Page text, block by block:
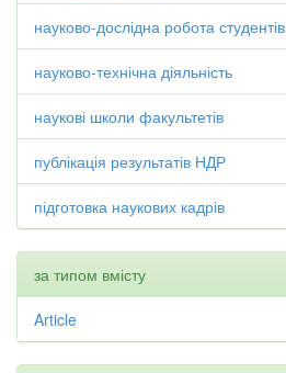
науково-дослідна робота студентів
науково-технічна діяльність
наукові школи факультетів
публікація результатів НДР
підготовка наукових кадрів
за типом вмісту
Article